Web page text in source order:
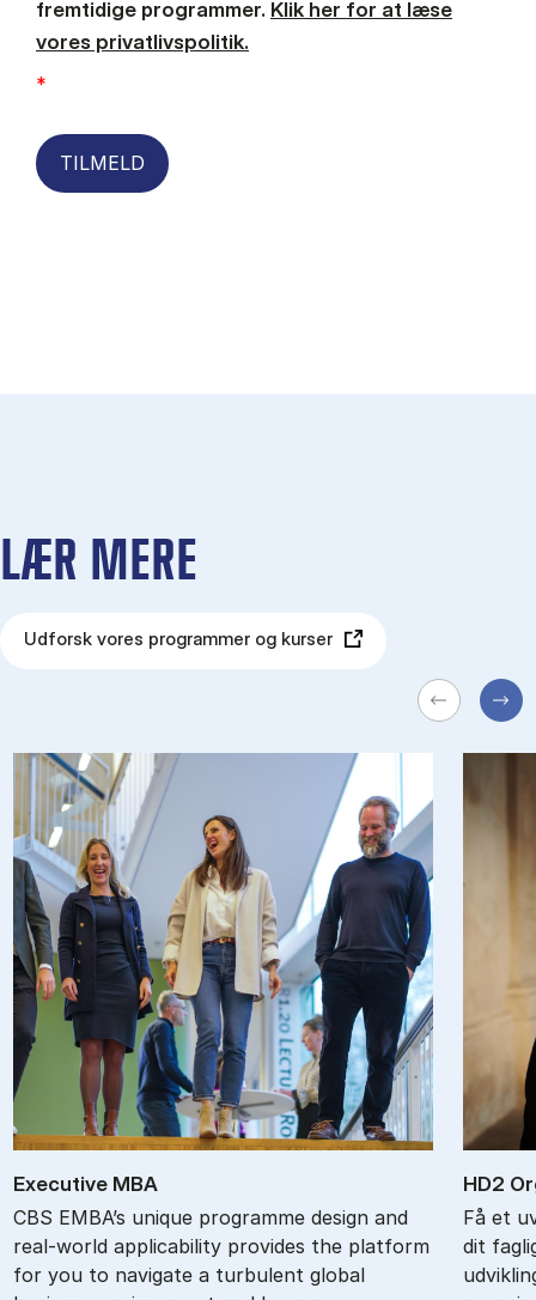
fremtidige programmer. Klik her for at læse
vores privatlivspolitik.
*
TILMELD
LÆR MERE
Udforsk vores programmer og kurser
Ex­ec­ut­ive MBA
CBS EMBA’s unique programme design and
real-world applicability provides the platform
for you to navigate a turbulent global
HD2
Få et
dit